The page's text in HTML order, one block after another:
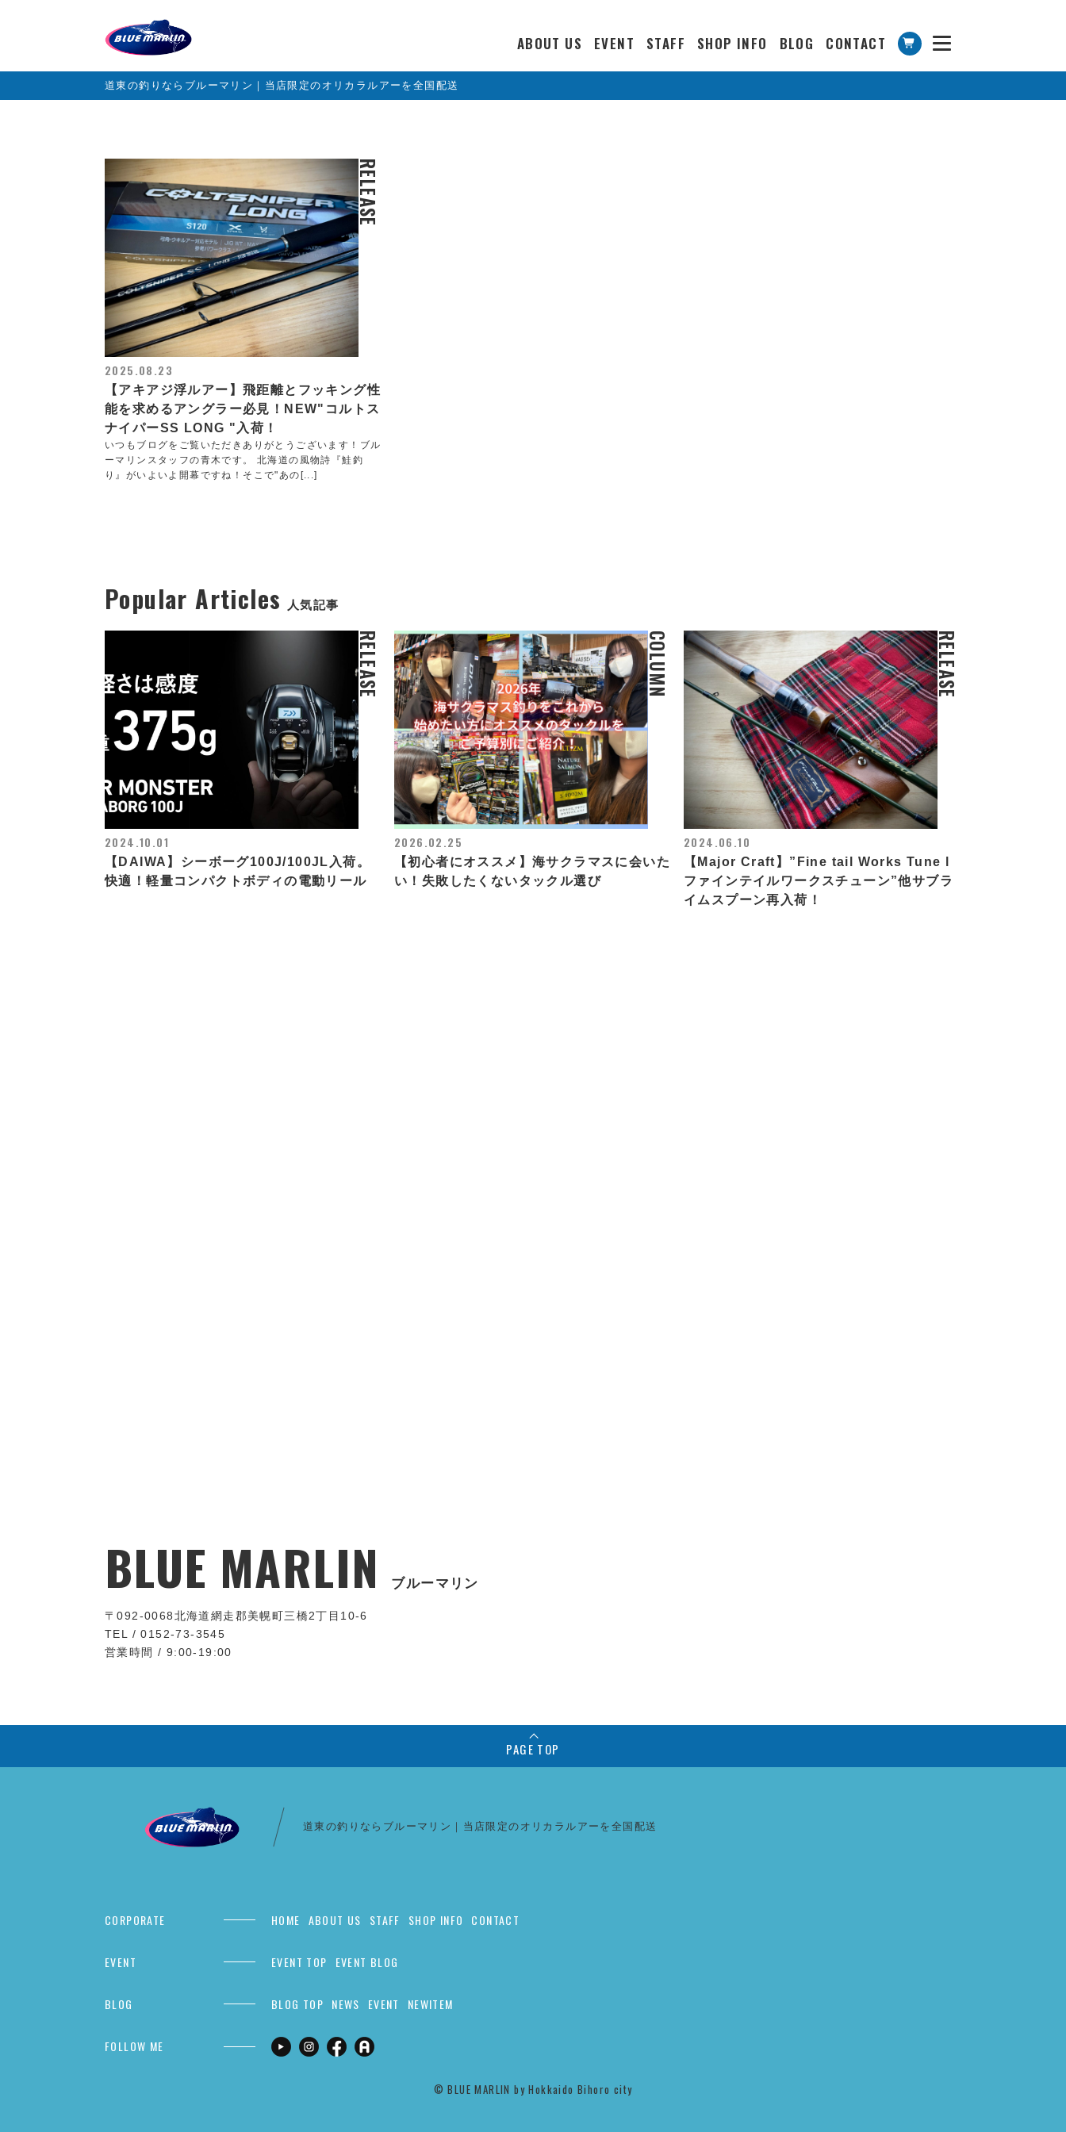
ABOUT US EVENT STAFF SHOP INFO BLOG CONTACT
道東の釣りならブルーマリン｜当店限定のオリカラルアーを全国配送
RELEASE
2025.08.23
【アキアジ浮ルアー】飛距離とフッキング性
能を求めるアングラー必見！NEW"コルトス
ナイパーSS LONG "入荷！
いつもブログをご覧いただきありがとうございます！ブル
ーマリンスタッフの青木です。 北海道の風物詩『鮭釣
り』がいよいよ開幕ですね！そこで"あの[...]
Popular Articles 人気記事
RELEASE
2024.10.01
【DAIWA】シーボーグ100J/100JL入荷。
快適！軽量コンパクトボディの電動リール
COLUMN
2026.02.25
【初心者にオススメ】海サクラマスに会いた
い！失敗したくないタックル選び
RELEASE
2024.06.10
【Major Craft】”Fine tail Works Tune l
ファインテイルワークスチューン”他サブラ
イムスプーン再入荷！
BLUE MARLIN ブルーマリン
〒092-0068北海道網走郡美幌町三橋2丁目10-6
TEL / 0152-73-3545
営業時間 / 9:00-19:00
PAGE TOP
道東の釣りならブルーマリン｜当店限定のオリカラルアーを全国配送
CORPORATE HOME ABOUT US STAFF SHOP INFO CONTACT
EVENT EVENT TOP EVENT BLOG
BLOG BLOG TOP NEWS EVENT NEWITEM
FOLLOW ME
©︎ BLUE MARLIN by Hokkaido Bihoro city